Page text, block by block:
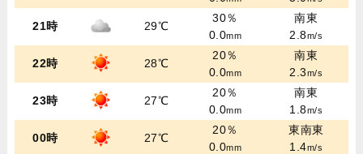
21時 29℃
30％
0.0mm
南東
2.8m/s
22時 28℃
20％
0.0mm
南東
2.3m/s
23時 27℃
20％
0.0mm
南東
1.8m/s
00時 27℃
20％
0.0mm
東南東
1.4m/s